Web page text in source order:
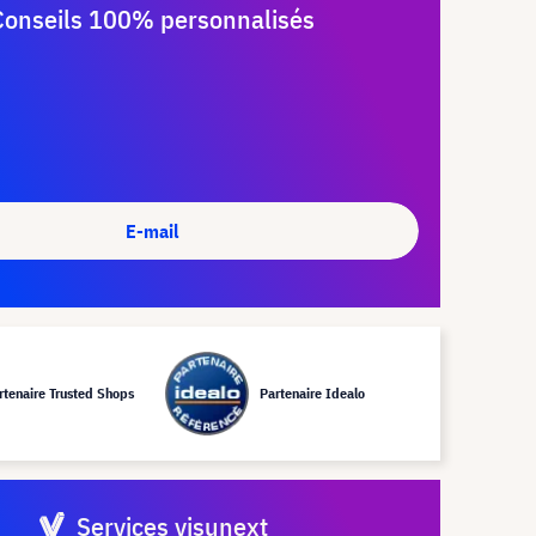
100% personnalisés
E-mail
Trusted Shops Partenaire Idealo
Services visunext